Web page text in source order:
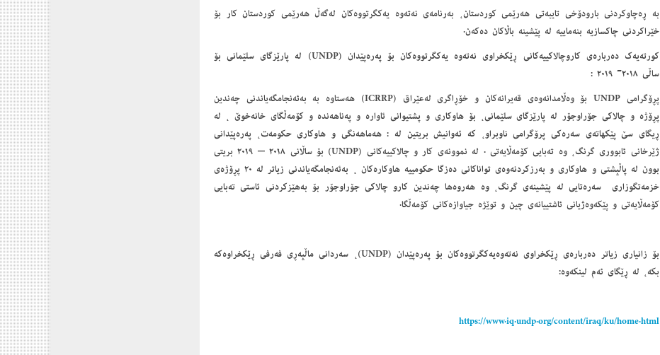
بە ڕەچاوکردنی بارودۆخی تایبەتی هەرێمی کوردستان، بەرنامەی نەتەوە یەکگرتووەکان لەگەڵ هەرێمی کوردستان کار بۆ
خێراکردنی چاکسازیە بنەماییە لە پێشینە باڵاکان دەکەن.
کورتەیەک دەربارەی کاروچالاکییەکانی ڕێکخراوی نەتەوە یەکگرتووەکان بۆ پەرەپێدان (UNDP) لە پارێزگای سلێمانی بۆ
ساڵی ٢٠١٨- ٢٠١٩ :
پڕۆگرامی UNDP بۆ وەڵامدانەوەی قەیرانەکان و خۆڕاگری لەعێراق (ICRRP) هەستاوە بە بەئەنجامگەیاندنی چەندین
پڕۆژە و چالاکی جۆراوجۆر لە پارێزگای سلێمانی، بۆ هاوکاری و پشتیوانی ئاوارە و پەناهەندە و کۆمەڵگای خانەخوێ ، لە
ڕیگای سێ پێکهاتەی سەرەکی پرۆگرامی ناوبراو، کە ئەوانیش بریتین لە : هەماهەنگی و هاوکاری حکومەت، پەرەپێدانی
ژێرخانی ئابووری گرنگ، وە تەبایی کۆمەڵایەتی . لە نموونەی کار و چالاکییەکانی (UNDP) بۆ ساڵانی ٢٠١٨ – ٢٠١٩ بریتی
بوون لە پاڵپشتی و هاوکاری و بەرزکردنەوەی تواناکانی دەزگا حکومییە هاوکارەکان ، بەئەنجامگەیاندنی زیاتر لە ٢٠ پڕۆژەی
خزمەتگوزاری سەرەتایی لە پێشینەی گرنگ، وە هەروەها چەندین کارو چالاکی جۆراوجۆر بۆ بەهێزکردنی ئاستی تەبایی
کۆمەڵایەتی و پێکەوەژیانی ئاشتییانەی چین و توێژە جیاوازەکانی کۆمەڵگا.
بۆ زانیاری زیاتر دەربارەی ڕێکخراوی نەتەوەیەکگرتووەکان بۆ پەرەپێدان (UNDP)، سەردانی ماڵپەڕی فەرفی ڕێکخراوەکە
بکە، لە ڕێگای ئەم لینکەوە:
https://www.iq.undp.org/content/iraq/ku/home.html